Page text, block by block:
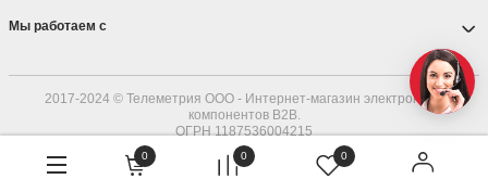
Мы работаем с
2017-2024 © Телеметрия ООО - Интернет-магазин электронных
компонентов B2B.
ОГРН 1187536004215
0 0 0